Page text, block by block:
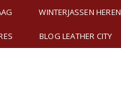
WINTERJASSEN HEREN
BLOG LEATHER CITY